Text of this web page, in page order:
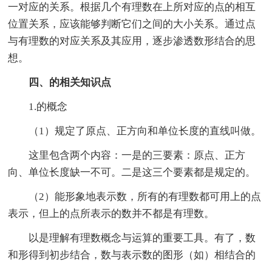
一对应的关系。根据几个有理数在上所对应的点的相互
位置关系，应该能够判断它们之间的大小关系。通过点
与有理数的对应关系及其应用，逐步渗透数形结合的思
想。
四、的相关知识点
1.的概念
（1）规定了原点、正方向和单位长度的直线叫做。
这里包含两个内容：一是的三要素：原点、正方
向、单位长度缺一不可。二是这三个要素都是规定的。
（2）能形象地表示数，所有的有理数都可用上的点
表示，但上的点所表示的数并不都是有理数。
以是理解有理数概念与运算的重要工具。有了，数
和形得到初步结合，数与表示数的图形（如）相结合的